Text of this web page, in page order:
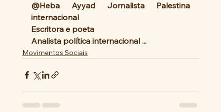
@Heba Ayyad Jornalista Palestina
internacional
Escritora e poeta
Analista política internacional ...
Movimentos Sociais